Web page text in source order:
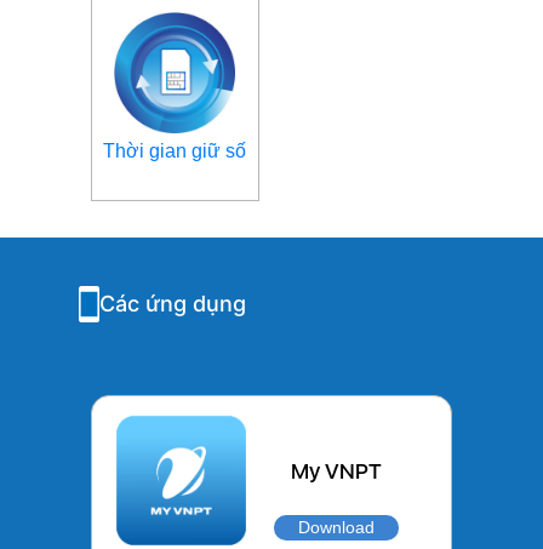
Thời gian giữ số
Các ứng dụng
My VNPT
Download